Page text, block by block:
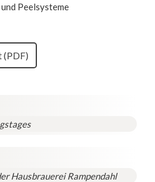
Peelsysteme
(PDF)
Hausbrauerei Rampendahl